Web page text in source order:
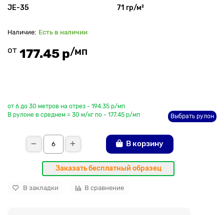
JE-35 71 гр/м²
Есть в наличии
от 177.45 р/мп
от 6 до 30 метров на отрез - 194.35 р/мп
В рулоне в среднем = 30 м/кг по - 177.45 р/мп
Выбрать рулон
В корзину
Заказать бесплатный образец
В закладки В сравнение